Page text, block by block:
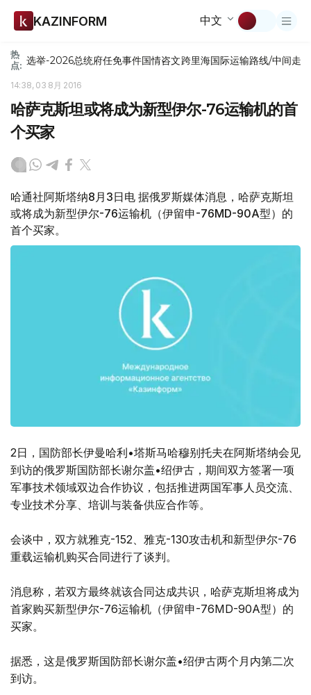
KAZINFORM 中文
热
点: 选举-2026总统府任免事件国情咨文跨里海国际运输路线/中间走廊
14:38, 03 8月 2016
哈萨克斯坦或将成为新型伊尔-76运输机的首
个买家
哈通社阿斯塔纳8月3日电 据俄罗斯媒体消息，哈萨克斯坦
或将成为新型伊尔-76运输机（伊留申-76MD-90A型）的
首个买家。
2日，国防部长伊曼哈利•塔斯马哈穆别托夫在阿斯塔纳会见
到访的俄罗斯国防部长谢尔盖•绍伊古，期间双方签署一项
军事技术领域双边合作协议，包括推进两国军事人员交流、
专业技术分享、培训与装备供应合作等。
会谈中，双方就雅克-152、雅克-130攻击机和新型伊尔-76
重载运输机购买合同进行了谈判。
消息称，若双方最终就该合同达成共识，哈萨克斯坦将成为
首家购买新型伊尔-76运输机（伊留申-76MD-90A型）的
买家。
据悉，这是俄罗斯国防部长谢尔盖•绍伊古两个月内第二次
到访。